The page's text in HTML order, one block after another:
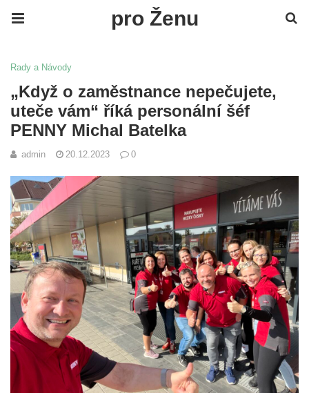
pro Ženu
Rady a Návody
„Když o zaměstnance nepečujete,
uteče vám“ říká personální šéf
PENNY Michal Batelka
admin 20.12.2023 0